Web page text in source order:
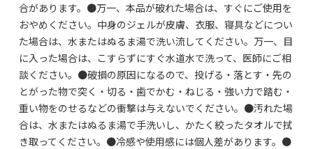
合があります。●万一、本品が破れた場合は、すぐにご使用を
おやめください。中身のジェルが皮膚、衣服、寝具などについ
た場合は、水またはぬるま湯で洗い流してください。万一、目
に入った場合は、こすらずにすぐ水道水で洗って、医師にご相
談ください。●破損の原因になるので、投げる・落とす・先の
とがった物で突く・切る・歯でかむ・ねじる・強い力で踏む・
重い物をのせるなどの衝撃は与えないでください。●汚れた場
合は、水またはぬるま湯で手洗いし、かたく絞ったタオルで拭
き取ってください。●冷感や使用感には個人差があります。●